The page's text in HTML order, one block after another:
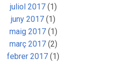
juliol 2017(1)
juny 2017 (1)
maig 2017(1)
març 2017(2)
febrer 2017 (1)